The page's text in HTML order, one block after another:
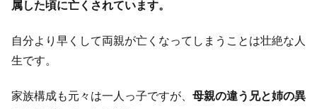
属した頃に亡くされています。
自分より早くして両親が亡くなってしまうことは壮絶な人
生です。
家族構成も元々は一人っ子ですが、 母親の違う兄と姉の異